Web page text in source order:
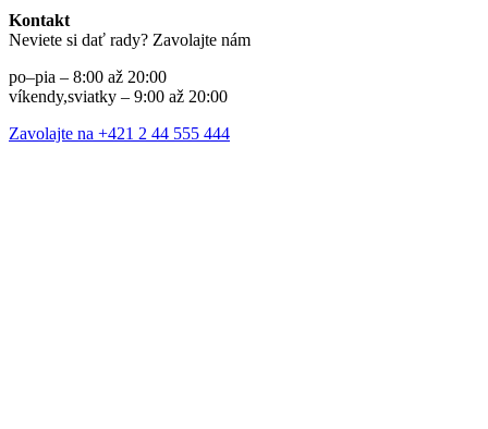
Kontakt
Neviete si dať rady? Zavolajte nám
po–pia – 8:00 až 20:00
víkendy,sviatky – 9:00 až 20:00
Zavolajte na +421 2 44 555 444